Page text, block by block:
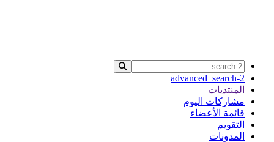
advanced_search-2
المنتديات
مشاركات اليوم
قائمة الأعضاء
التقويم
المدونات